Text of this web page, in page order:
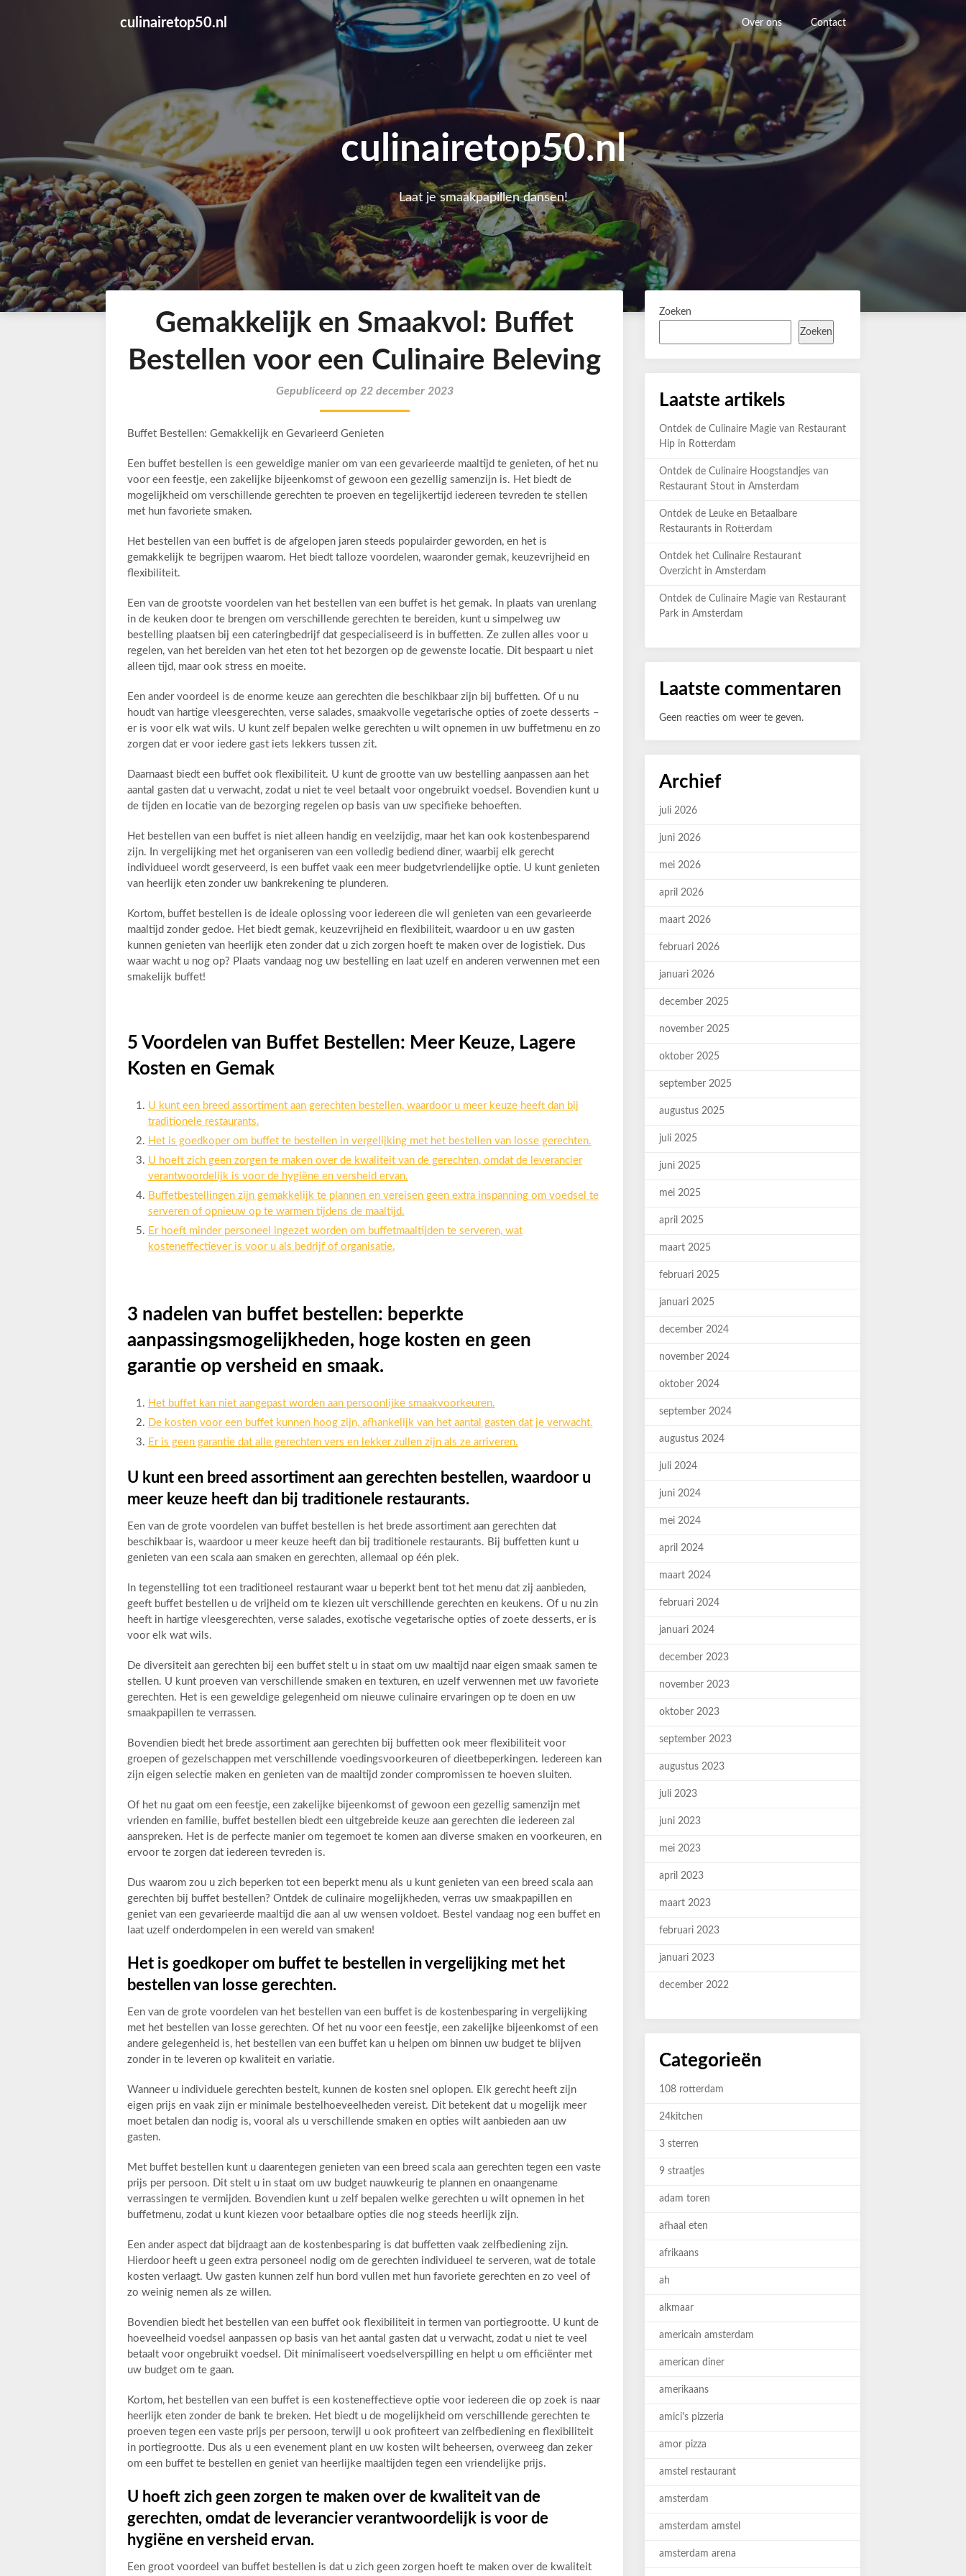
culinairetop50.nl Over ons Contact
culinairetop50.nl
Laat je smaakpapillen dansen!
Gemakkelijk en Smaakvol: Buffet
Bestellen voor een Culinaire Beleving
Gepubliceerd op 22 december 2023
Buffet Bestellen: Gemakkelijk en Gevarieerd Genieten
Een buffet bestellen is een geweldige manier om van een gevarieerde maaltijd te genieten, of het nu
voor een feestje, een zakelijke bijeenkomst of gewoon een gezellig samenzijn is. Het biedt de
mogelijkheid om verschillende gerechten te proeven en tegelijkertijd iedereen tevreden te stellen
met hun favoriete smaken.
Het bestellen van een buffet is de afgelopen jaren steeds populairder geworden, en het is
gemakkelijk te begrijpen waarom. Het biedt talloze voordelen, waaronder gemak, keuzevrijheid en
flexibiliteit.
Een van de grootste voordelen van het bestellen van een buffet is het gemak. In plaats van urenlang
in de keuken door te brengen om verschillende gerechten te bereiden, kunt u simpelweg uw
bestelling plaatsen bij een cateringbedrijf dat gespecialiseerd is in buffetten. Ze zullen alles voor u
regelen, van het bereiden van het eten tot het bezorgen op de gewenste locatie. Dit bespaart u niet
alleen tijd, maar ook stress en moeite.
Een ander voordeel is de enorme keuze aan gerechten die beschikbaar zijn bij buffetten. Of u nu
houdt van hartige vleesgerechten, verse salades, smaakvolle vegetarische opties of zoete desserts –
er is voor elk wat wils. U kunt zelf bepalen welke gerechten u wilt opnemen in uw buffetmenu en zo
zorgen dat er voor iedere gast iets lekkers tussen zit.
Daarnaast biedt een buffet ook flexibiliteit. U kunt de grootte van uw bestelling aanpassen aan het
aantal gasten dat u verwacht, zodat u niet te veel betaalt voor ongebruikt voedsel. Bovendien kunt u
de tijden en locatie van de bezorging regelen op basis van uw specifieke behoeften.
Het bestellen van een buffet is niet alleen handig en veelzijdig, maar het kan ook kostenbesparend
zijn. In vergelijking met het organiseren van een volledig bediend diner, waarbij elk gerecht
individueel wordt geserveerd, is een buffet vaak een meer budgetvriendelijke optie. U kunt genieten
van heerlijk eten zonder uw bankrekening te plunderen.
Kortom, buffet bestellen is de ideale oplossing voor iedereen die wil genieten van een gevarieerde
maaltijd zonder gedoe. Het biedt gemak, keuzevrijheid en flexibiliteit, waardoor u en uw gasten
kunnen genieten van heerlijk eten zonder dat u zich zorgen hoeft te maken over de logistiek. Dus
waar wacht u nog op? Plaats vandaag nog uw bestelling en laat uzelf en anderen verwennen met een
smakelijk buffet!
5 Voordelen van Buffet Bestellen: Meer Keuze, Lagere
Kosten en Gemak
U kunt een breed assortiment aan gerechten bestellen, waardoor u meer keuze heeft dan bij
traditionele restaurants.
Het is goedkoper om buffet te bestellen in vergelijking met het bestellen van losse gerechten.
U hoeft zich geen zorgen te maken over de kwaliteit van de gerechten, omdat de leverancier
verantwoordelijk is voor de hygiëne en versheid ervan.
Buffetbestellingen zijn gemakkelijk te plannen en vereisen geen extra inspanning om voedsel te
serveren of opnieuw op te warmen tijdens de maaltijd.
Er hoeft minder personeel ingezet worden om buffetmaaltijden te serveren, wat
kosteneffectiever is voor u als bedrijf of organisatie.
3 nadelen van buffet bestellen: beperkte
aanpassingsmogelijkheden, hoge kosten en geen
garantie op versheid en smaak.
Het buffet kan niet aangepast worden aan persoonlijke smaakvoorkeuren.
De kosten voor een buffet kunnen hoog zijn, afhankelijk van het aantal gasten dat je verwacht.
Er is geen garantie dat alle gerechten vers en lekker zullen zijn als ze arriveren.
U kunt een breed assortiment aan gerechten bestellen, waardoor u
meer keuze heeft dan bij traditionele restaurants.
Een van de grote voordelen van buffet bestellen is het brede assortiment aan gerechten dat
beschikbaar is, waardoor u meer keuze heeft dan bij traditionele restaurants. Bij buffetten kunt u
genieten van een scala aan smaken en gerechten, allemaal op één plek.
In tegenstelling tot een traditioneel restaurant waar u beperkt bent tot het menu dat zij aanbieden,
geeft buffet bestellen u de vrijheid om te kiezen uit verschillende gerechten en keukens. Of u nu zin
heeft in hartige vleesgerechten, verse salades, exotische vegetarische opties of zoete desserts, er is
voor elk wat wils.
De diversiteit aan gerechten bij een buffet stelt u in staat om uw maaltijd naar eigen smaak samen te
stellen. U kunt proeven van verschillende smaken en texturen, en uzelf verwennen met uw favoriete
gerechten. Het is een geweldige gelegenheid om nieuwe culinaire ervaringen op te doen en uw
smaakpapillen te verrassen.
Bovendien biedt het brede assortiment aan gerechten bij buffetten ook meer flexibiliteit voor
groepen of gezelschappen met verschillende voedingsvoorkeuren of dieetbeperkingen. Iedereen kan
zijn eigen selectie maken en genieten van de maaltijd zonder compromissen te hoeven sluiten.
Of het nu gaat om een feestje, een zakelijke bijeenkomst of gewoon een gezellig samenzijn met
vrienden en familie, buffet bestellen biedt een uitgebreide keuze aan gerechten die iedereen zal
aanspreken. Het is de perfecte manier om tegemoet te komen aan diverse smaken en voorkeuren, en
ervoor te zorgen dat iedereen tevreden is.
Dus waarom zou u zich beperken tot een beperkt menu als u kunt genieten van een breed scala aan
gerechten bij buffet bestellen? Ontdek de culinaire mogelijkheden, verras uw smaakpapillen en
geniet van een gevarieerde maaltijd die aan al uw wensen voldoet. Bestel vandaag nog een buffet en
laat uzelf onderdompelen in een wereld van smaken!
Het is goedkoper om buffet te bestellen in vergelijking met het
bestellen van losse gerechten.
Een van de grote voordelen van het bestellen van een buffet is de kostenbesparing in vergelijking
met het bestellen van losse gerechten. Of het nu voor een feestje, een zakelijke bijeenkomst of een
andere gelegenheid is, het bestellen van een buffet kan u helpen om binnen uw budget te blijven
zonder in te leveren op kwaliteit en variatie.
Wanneer u individuele gerechten bestelt, kunnen de kosten snel oplopen. Elk gerecht heeft zijn
eigen prijs en vaak zijn er minimale bestelhoeveelheden vereist. Dit betekent dat u mogelijk meer
moet betalen dan nodig is, vooral als u verschillende smaken en opties wilt aanbieden aan uw
gasten.
Met buffet bestellen kunt u daarentegen genieten van een breed scala aan gerechten tegen een vaste
prijs per persoon. Dit stelt u in staat om uw budget nauwkeurig te plannen en onaangename
verrassingen te vermijden. Bovendien kunt u zelf bepalen welke gerechten u wilt opnemen in het
buffetmenu, zodat u kunt kiezen voor betaalbare opties die nog steeds heerlijk zijn.
Een ander aspect dat bijdraagt aan de kostenbesparing is dat buffetten vaak zelfbediening zijn.
Hierdoor heeft u geen extra personeel nodig om de gerechten individueel te serveren, wat de totale
kosten verlaagt. Uw gasten kunnen zelf hun bord vullen met hun favoriete gerechten en zo veel of
zo weinig nemen als ze willen.
Bovendien biedt het bestellen van een buffet ook flexibiliteit in termen van portiegrootte. U kunt de
hoeveelheid voedsel aanpassen op basis van het aantal gasten dat u verwacht, zodat u niet te veel
betaalt voor ongebruikt voedsel. Dit minimaliseert voedselverspilling en helpt u om efficiënter met
uw budget om te gaan.
Kortom, het bestellen van een buffet is een kosteneffectieve optie voor iedereen die op zoek is naar
heerlijk eten zonder de bank te breken. Het biedt u de mogelijkheid om verschillende gerechten te
proeven tegen een vaste prijs per persoon, terwijl u ook profiteert van zelfbediening en flexibiliteit
in portiegrootte. Dus als u een evenement plant en uw kosten wilt beheersen, overweeg dan zeker
om een buffet te bestellen en geniet van heerlijke maaltijden tegen een vriendelijke prijs.
U hoeft zich geen zorgen te maken over de kwaliteit van de
gerechten, omdat de leverancier verantwoordelijk is voor de
hygiëne en versheid ervan.
Een groot voordeel van buffet bestellen is dat u zich geen zorgen hoeft te maken over de kwaliteit
Zoeken
Zoeken
Laatste artikels
Ontdek de Culinaire Magie van Restaurant
Hip in Rotterdam
Ontdek de Culinaire Hoogstandjes van
Restaurant Stout in Amsterdam
Ontdek de Leuke en Betaalbare
Restaurants in Rotterdam
Ontdek het Culinaire Restaurant
Overzicht in Amsterdam
Ontdek de Culinaire Magie van Restaurant
Park in Amsterdam
Laatste commentaren
Geen reacties om weer te geven.
Archief
juli 2026
juni 2026
mei 2026
april 2026
maart 2026
februari 2026
januari 2026
december 2025
november 2025
oktober 2025
september 2025
augustus 2025
juli 2025
juni 2025
mei 2025
april 2025
maart 2025
februari 2025
januari 2025
december 2024
november 2024
oktober 2024
september 2024
augustus 2024
juli 2024
juni 2024
mei 2024
april 2024
maart 2024
februari 2024
januari 2024
december 2023
november 2023
oktober 2023
september 2023
augustus 2023
juli 2023
juni 2023
mei 2023
april 2023
maart 2023
februari 2023
januari 2023
december 2022
Categorieën
108 rotterdam
24kitchen
3 sterren
9 straatjes
adam toren
afhaal eten
afrikaans
ah
alkmaar
americain amsterdam
american diner
amerikaans
amici's pizzeria
amor pizza
amstel restaurant
amsterdam
amsterdam amstel
amsterdam arena